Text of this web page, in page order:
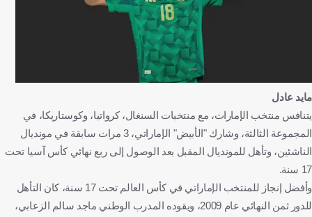
مايد عادل
يتنافس منتخب الإمارات، مع منتخبات السنغال، كرواتيا، وكوستاريكا، في
المجموعة الثالثة، وشارك "الأبيض" الإماراتي، 3 مرات سابقة في مونديال
الناشئين، وتأهل للمونديال المقبل بعد الوصول إلى ربع نهائي كأس آسيا تحت
17 سنة.
وأفضل إنجاز للمنتخب الإماراتي في كأس العالم تحت 17 سنة، كان التأهل
للدور ثمن النهائي عام 2009، ويقوده المدرب الوطني ماجد سالم الزعابي،